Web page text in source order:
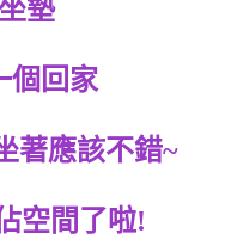
墊
個回家
著應該不錯~
空間了啦!